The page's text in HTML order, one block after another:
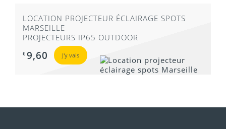
LOCATION PROJECTEUR ÉCLAIRAGE SPOTS
MARSEILLE
PROJECTEURS IP65 OUTDOOR
€ 9,60 J'y vais